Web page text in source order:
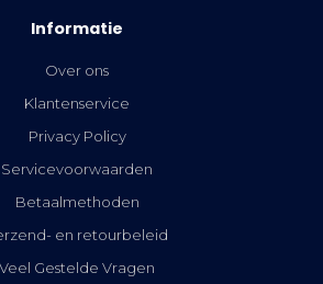
Informatie
Over ons
Klantenservice
Privacy Policy
Servicevoorwaarden
Betaalmethoden
en retourbeleid
Veel Gestelde Vragen